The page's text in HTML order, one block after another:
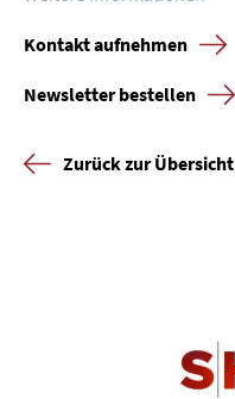
Kontakt aufnehmen
Newsletter bestellen
Zurück zur Übersicht